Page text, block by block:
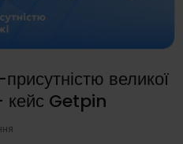
великої
кейс Getpin